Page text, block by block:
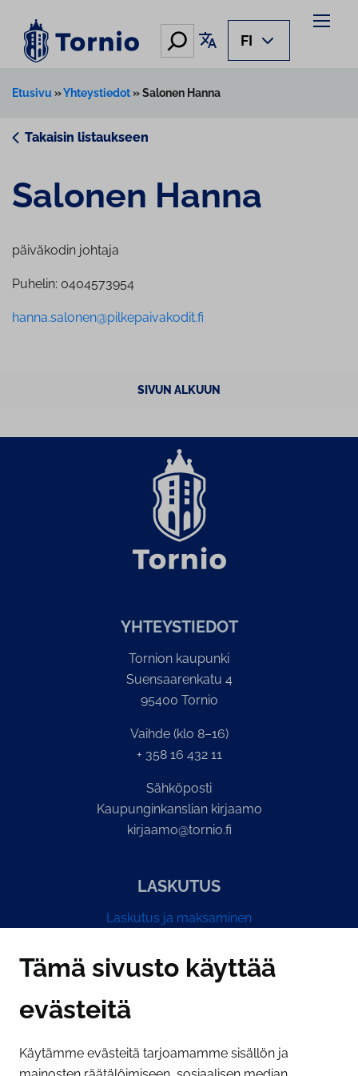
Tämä sivusto käyttää
evästeitä
Käytämme evästeitä tarjoamamme sisällön ja
sisältöön
Hae Käännä sivu
FI
Etusivu »Yhteystiedot»Salonen Hanna
Takaisin listaukseen
Salonen Hanna
päiväkodin johtaja
Puhelin: 0404573954
hanna.salonen@pilkepaivakodit.fi
SIVUN ALKUUN
YH­TEYS­TIE­DOT
Tornion kaupunki
Suensaarenkatu 4
95400 Tornio
Vaihde (klo 8–16)
+ 358 16 432 11
Sähköposti
Kaupunginkanslian kirjaamo
kirjaamo@tornio.fi
LASKUTUS
Laskutus ja maksaminen
PI­KA­LINK­KE­JÄ
Näytä evästeasetukseni